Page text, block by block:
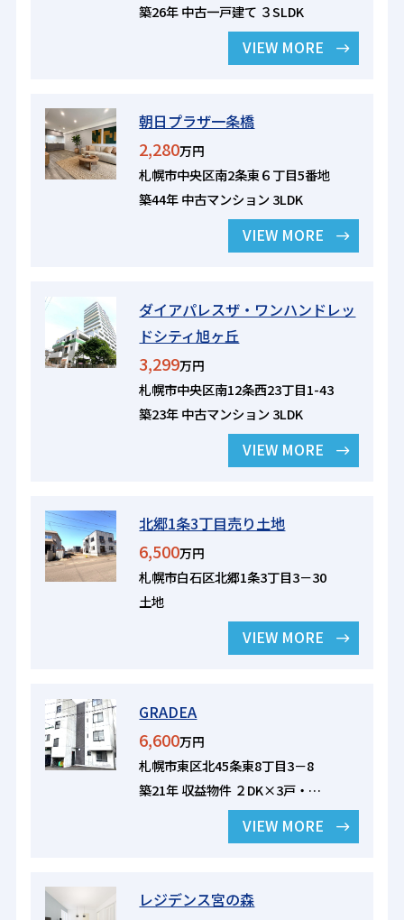
築26年 中古一戸建て ３SLDK
VIEW MORE
朝日プラザ一条橋
2,280万円
札幌市中央区南2条東６丁目5番地
築44年 中古マンション 3LDK
VIEW MORE
ダイアパレスザ・ワンハンドレッ
ドシティ旭ヶ丘
3,299万円
札幌市中央区南12条西23丁目1-43
築23年 中古マンション 3LDK
VIEW MORE
北郷1条3丁目売り土地
6,500万円
札幌市白石区北郷1条3丁目3－30
土地
VIEW MORE
GRADEA
6,600万円
札幌市東区北45条東8丁目3－8
築21年 収益物件 ２DK×3戸・…
VIEW MORE
レジデンス宮の森